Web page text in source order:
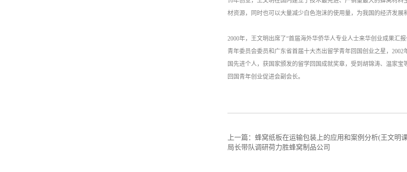
材资源，同时也可以大量减少白色泡沫的使用量，为我国的经济发展
2000年，王文明出席了“首届海外华侨华人专业人士来华创业成果汇
青年委员会委员和广东省首届十大杰出留学青年回国创业之星，
国先进个人，获国家颁发的留学回国成就奖章，受到胡锦涛、温家
回国青年创业促进会副会长。
上一篇： 蜂窝纸板在运输包装上的应用和案例分析(王文明
局长带队调研荷力胜蜂窝制品公司